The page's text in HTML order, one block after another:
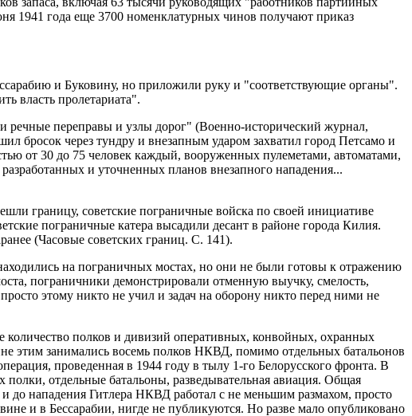
1941 года еще 3700 номенклатурных чинов получают приказ
и Буковину, но приложили руку и "соответствующие органы".
власть пролетариата".
переправы и узлы дорог" (Военно-исторический журнал,
через тундру и внезапным ударом захватил город Петсамо и
от 30 до 75 человек каждый, вооруженных пулеметами, автоматами,
и уточненных планов внезапного нападения...
границу, советские пограничные войска по своей инициативе
пограничные катера высадили десант в районе города Килия.
(Часовые советских границ. С. 141).
на пограничных мостах, но они не были готовы к отражению
пограничники демонстрировали отменную выучку, смелость,
этому никто не учил и задач на оборону никто перед ними не
полков и дивизий оперативных, конвойных, охранных
этим занимались восемь полков НКВД, помимо отдельных батальонов
проведенная в 1944 году в тылу 1-го Белорусского фронта. В
отдельные батальоны, разведывательная авиация. Общая
до нападения Гитлера НКВД работал с не меньшим размахом, просто
и в Бессарабии, нигде не публикуются. Но разве мало опубликовано